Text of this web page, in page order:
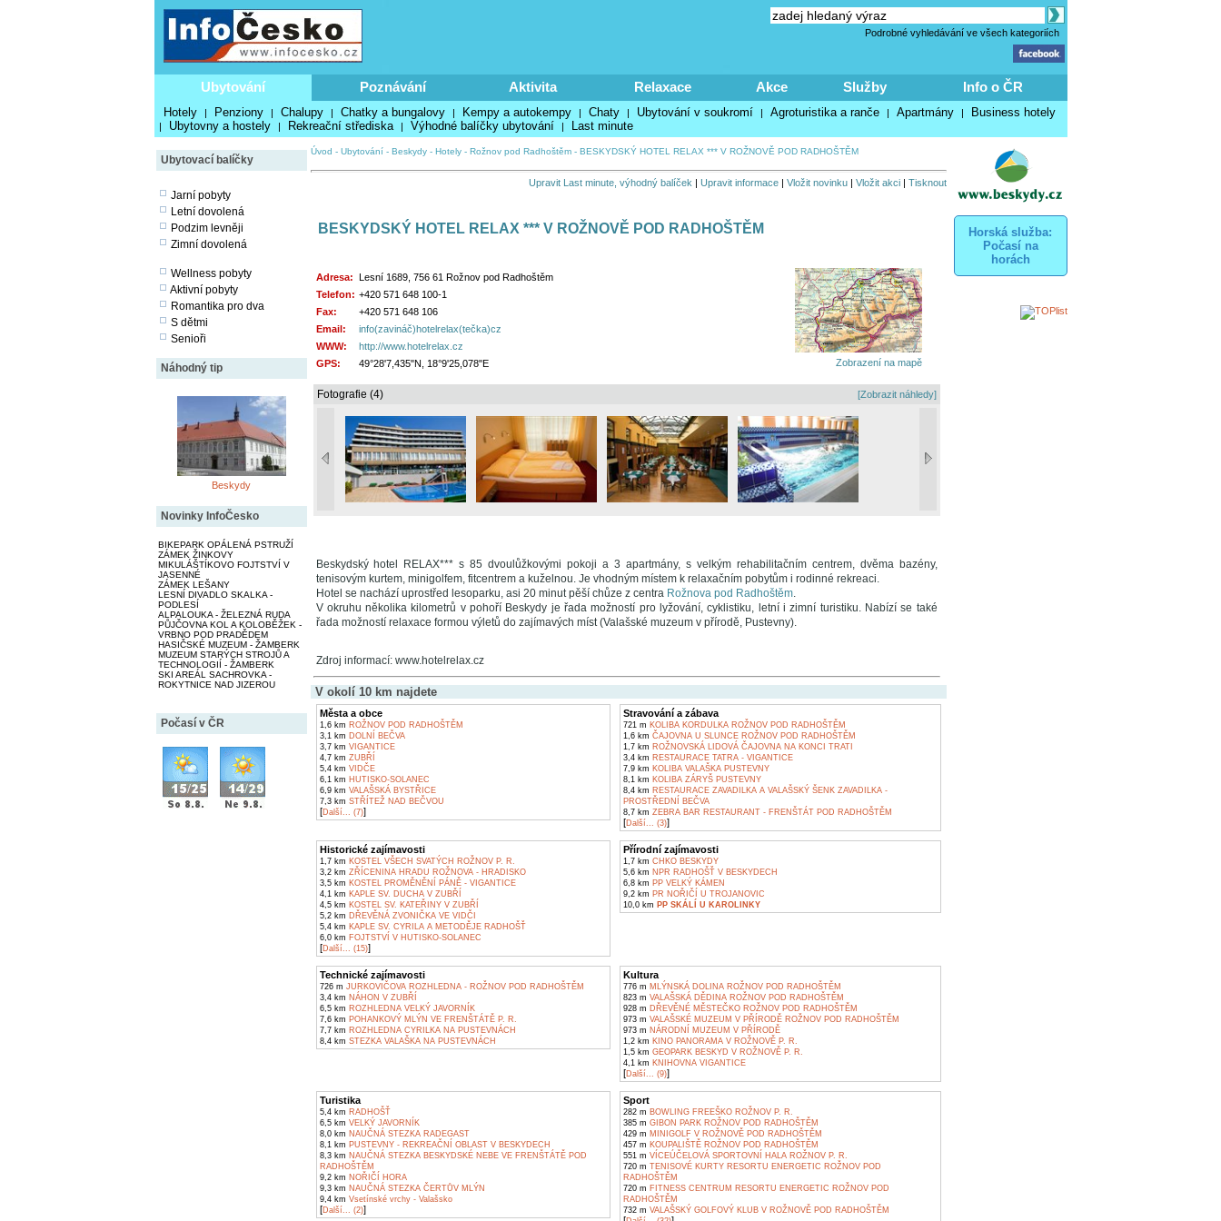
Podrobné vyhledávání ve všech kategoriích
Ubytování Poznávání Aktivita Relaxace Akce Služby Info o ČR
Hotely | Penziony | Chalupy | Chatky a bungalovy | Kempy a autokempy | Chaty | Ubytování v soukromí | Agroturistika a ranče | Apartmány | Business hotely
| Ubytovny a hostely | Rekreační střediska | Výhodné balíčky ubytování | Last minute
Ubytovací balíčky
Jarní pobyty
Letní dovolená
Podzim levněji
Zimní dovolená
Wellness pobyty
Aktivní pobyty
Romantika pro dva
S dětmi
Senioři
Náhodný tip
Beskydy
Novinky InfoČesko
BIKEPARK OPÁLENÁ PSTRUŽÍ
ZÁMEK ŽINKOVY
MIKULÁŠTÍKOVO FOJTSTVÍ V
JASENNÉ
ZÁMEK LEŠANY
LESNÍ DIVADLO SKALKA -
PODLESÍ
ALPALOUKA - ŽELEZNÁ RUDA
PŮJČOVNA KOL A KOLOBĚŽEK -
VRBNO POD PRADĚDEM
HASIČSKÉ MUZEUM - ŽAMBERK
MUZEUM STARÝCH STROJŮ A
TECHNOLOGIÍ - ŽAMBERK
SKI AREÁL SACHROVKA -
ROKYTNICE NAD JIZEROU
Počasí v ČR
Úvod - Ubytování- Beskydy- Hotely- Rožnov pod Radhoštěm- BESKYDSKÝ HOTEL RELAX *** V ROŽNOVĚ POD RADHOŠTĚM
Upravit Last minute, výhodný balíček | Upravit informace| Vložit novinku| Vložit akci| Tisknout
BESKYDSKÝ HOTEL RELAX *** V ROŽNOVĚ POD RADHOŠTĚM
Adresa: Lesní 1689, 756 61 Rožnov pod Radhoštěm
Telefon: +420 571 648 100-1
Fax:
+420 571 648 106
Email:
info(zavináč)hotelrelax(tečka)cz
WWW:
http://www.hotelrelax.cz
GPS:
49°28'7,435"N, 18°9'25,078"E Zobrazení na mapě
Fotografie (4) [Zobrazit náhledy]
Beskydský hotel RELAX*** s 85 dvoulůžkovými pokoji a 3 apartmány, s velkým rehabilitačním centrem, dvěma bazény,
tenisovým kurtem, minigolfem, fitcentrem a kuželnou. Je vhodným místem k relaxačním pobytům i rodinné rekreaci.
Hotel se nachází uprostřed lesoparku, asi 20 minut pěší chůze z centra Rožnova pod Radhoštěm.
V okruhu několika kilometrů v pohoří Beskydy je řada možností pro lyžování, cyklistiku, letní i zimní turistiku. Nabízí se také
řada možností relaxace formou výletů do zajímavých míst (Valašské muzeum v přírodě, Pustevny).
Zdroj informací: www.hotelrelax.cz
V okolí 10 km najdete
Města a obce
1,6 km ROŽNOV POD RADHOŠTĚM
3,1 km DOLNÍ BEČVA
3,7 km VIGANTICE
4,7 km ZUBŘÍ
5,4 km VIDČE
6,1 km HUTISKO-SOLANEC
6,9 km VALAŠSKÁ BYSTŘICE
7,3 km STŘÍTEŽ NAD BEČVOU
[Další... (7)]
Stravování a zábava
721 m KOLIBA KORDULKA ROŽNOV POD RADHOŠTĚM
1,6 km ČAJOVNA U SLUNCE ROŽNOV POD RADHOŠTĚM
1,7 km ROŽNOVSKÁ LIDOVÁ ČAJOVNA NA KONCI TRATI
3,4 km RESTAURACE TATRA - VIGANTICE
7,9 km KOLIBA VALAŠKA PUSTEVNY
8,1 km KOLIBA ZÁRYŠ PUSTEVNY
8,4 km RESTAURACE ZAVADILKA A VALAŠSKÝ ŠENK ZAVADILKA -
PROSTŘEDNÍ BEČVA
8,7 km ZEBRA BAR RESTAURANT - FRENŠTÁT POD RADHOŠTĚM
[Další... (3)]
Historické zajímavosti
1,7 km KOSTEL VŠECH SVATÝCH ROŽNOV P. R.
3,2 km ZŘÍCENINA HRADU ROŽNOVA - HRADISKO
3,5 km KOSTEL PROMĚNĚNÍ PÁNĚ - VIGANTICE
4,1 km KAPLE SV. DUCHA V ZUBŘÍ
4,5 km KOSTEL SV. KATEŘINY V ZUBŘÍ
5,2 km DŘEVĚNÁ ZVONIČKA VE VIDČI
5,4 km KAPLE SV. CYRILA A METODĚJE RADHOŠŤ
6,0 km FOJTSTVÍ V HUTISKO-SOLANEC
[Další... (15)]
Přírodní zajímavosti
1,7 km CHKO BESKYDY
5,6 km NPR RADHOŠŤ V BESKYDECH
6,8 km PP VELKÝ KÁMEN
9,2 km PR NOŘIČÍ U TROJANOVIC
10,0 km PP SKÁLÍ U KAROLINKY
Technické zajímavosti
726 m JURKOVIČOVA ROZHLEDNA - ROŽNOV POD RADHOŠTĚM
3,4 km NÁHON V ZUBŘÍ
6,5 km ROZHLEDNA VELKÝ JAVORNÍK
7,6 km POHANKOVÝ MLÝN VE FRENŠTÁTĚ P. R.
7,7 km ROZHLEDNA CYRILKA NA PUSTEVNÁCH
8,4 km STEZKA VALAŠKA NA PUSTEVNÁCH
Kultura
776 m MLÝNSKÁ DOLINA ROŽNOV POD RADHOŠTĚM
823 m VALAŠSKÁ DĚDINA ROŽNOV POD RADHOŠTĚM
928 m DŘEVĚNÉ MĚSTEČKO ROŽNOV POD RADHOŠTĚM
973 m VALAŠSKÉ MUZEUM V PŘÍRODĚ ROŽNOV POD RADHOŠTĚM
973 m NÁRODNÍ MUZEUM V PŘÍRODĚ
1,2 km KINO PANORAMA V ROŽNOVĚ P. R.
1,5 km GEOPARK BESKYD V ROŽNOVĚ P. R.
4,1 km KNIHOVNA VIGANTICE
[Další... (9)]
Turistika
5,4 km RADHOŠŤ
6,5 km VELKÝ JAVORNÍK
8,0 km NAUČNÁ STEZKA RADEGAST
8,1 km PUSTEVNY - REKREAČNÍ OBLAST V BESKYDECH
8,3 km NAUČNÁ STEZKA BESKYDSKÉ NEBE VE FRENŠTÁTĚ POD
RADHOŠTĚM
9,2 km NOŘIČÍ HORA
9,3 km NAUČNÁ STEZKA ČERTŮV MLÝN
9,4 km Vsetínské vrchy - Valašsko
[Další... (2)]
Sport
282 m BOWLING FREEŠKO ROŽNOV P. R.
385 m GIBON PARK ROŽNOV POD RADHOŠTĚM
429 m MINIGOLF V ROŽNOVĚ POD RADHOŠTĚM
457 m KOUPALIŠTĚ ROŽNOV POD RADHOŠTĚM
551 m VÍCEÚČELOVÁ SPORTOVNÍ HALA ROŽNOV P. R.
720 m TENISOVÉ KURTY RESORTU ENERGETIC ROŽNOV POD
RADHOŠTĚM
720 m FITNESS CENTRUM RESORTU ENERGETIC ROŽNOV POD
RADHOŠTĚM
732 m VALAŠSKÝ GOLFOVÝ KLUB V ROŽNOVĚ POD RADHOŠTĚM
Horská služba:
Počasí na
horách